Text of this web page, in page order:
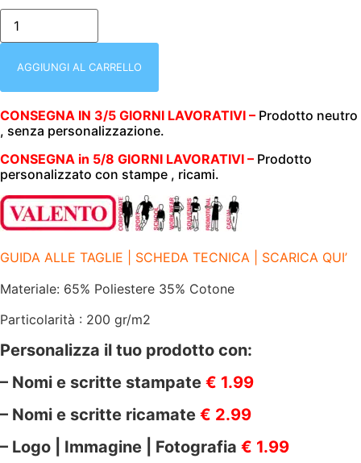
blu/GILET
SMANICATO
|
|
CERNIERA
|
GR/M2
|
VALENTO
|
SAFARI
BLU
NAVY
AGGIUNGI AL CARRELLO
CONSEGNA IN 3/5 GIORNI LAVORATIVI – Prodotto neutro
, senza personalizzazione.
CONSEGNA in 5/8 GIORNI LAVORATIVI – Prodotto
personalizzato con stampe , ricami.
GUIDA ALLE TAGLIE | SCHEDA TECNICA | SCARICA QUI’
Materiale: 65% Poliestere 35% Cotone
Particolarità : 200 gr/m2
Personalizza il tuo prodotto con:
– Nomi e scritte stampate € 1.99
– Nomi e scritte ricamate € 2.99
– Logo | Immagine | Fotografia € 1.99